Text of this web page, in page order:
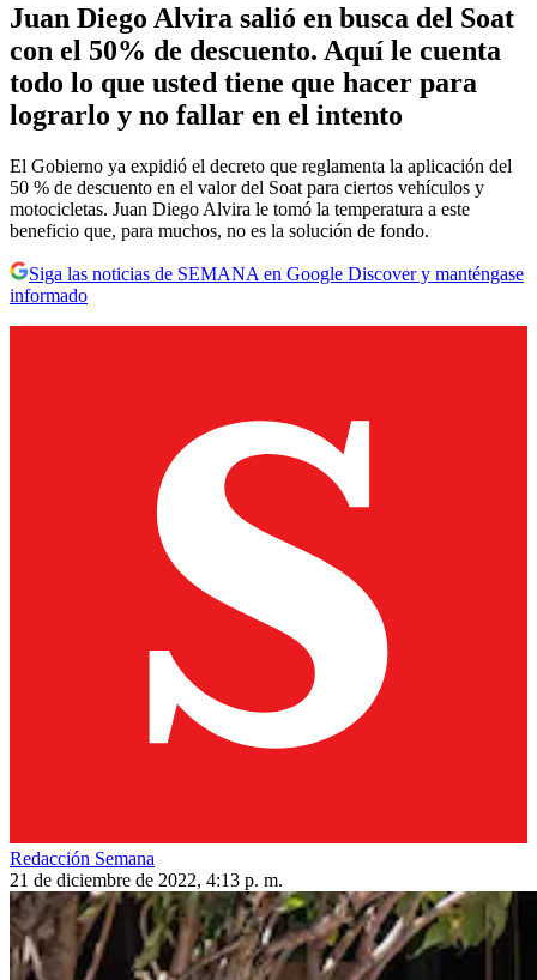
Juan Diego Alvira salió en busca del Soat
con el 50% de descuento. Aquí le cuenta
todo lo que usted tiene que hacer para
lograrlo y no fallar en el intento
El Gobierno ya expidió el decreto que reglamenta la aplicación del
50 % de descuento en el valor del Soat para ciertos vehículos y
motocicletas. Juan Diego Alvira le tomó la temperatura a este
beneficio que, para muchos, no es la solución de fondo.
Siga las noticias de SEMANA en Google Discover y manténgase
informado
Redacción Semana
21 de diciembre de 2022, 4:13 p. m.